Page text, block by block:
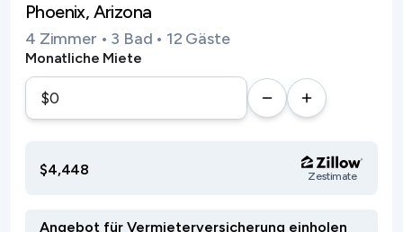
Phoenix, Arizona
4 Zimmer • 3 Bad • 12 Gäste
Monatliche Miete
$4,448 Zestimate